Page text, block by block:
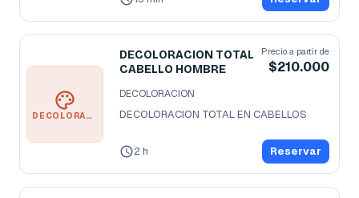
DECOLORACION
DECOLORACION TOTAL
CABELLO HOMBRE
Precio a partir de
$210.000
DECOLORACION
DECOLORACION TOTAL EN CABELLOS
2 h Reservar